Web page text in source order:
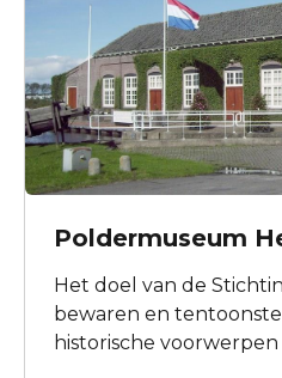
Poldermuseum
Het doel van de
bewaren en
historische